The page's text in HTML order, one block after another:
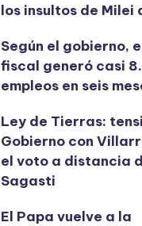
los insultos de Milei
Según el gobierno,
fiscal generó casi
empleos en seis
Ley de Tierras:
Gobierno con
el voto a distancia
Sagasti
El Papa vuelve a la